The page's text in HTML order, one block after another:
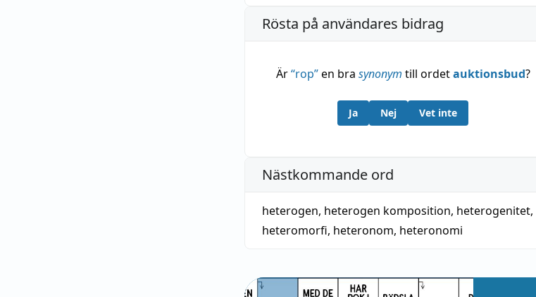
Rösta på användares bidrag
Är“rop”en bra synonym till ordetauktionsbud?
Ja Nej Vet inte
Nästkommande ord
heterogen, heterogen komposition, heterogenitet,
heteromorfi, heteronom, heteronomi